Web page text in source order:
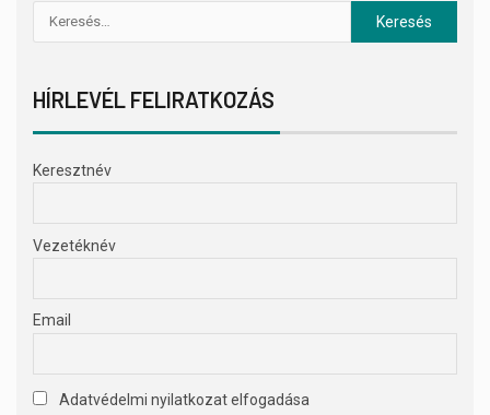
HÍRLEVÉL FELIRATKOZÁS
Keresztnév
Vezetéknév
Email
Adatvédelmi nyilatkozat elfogadása